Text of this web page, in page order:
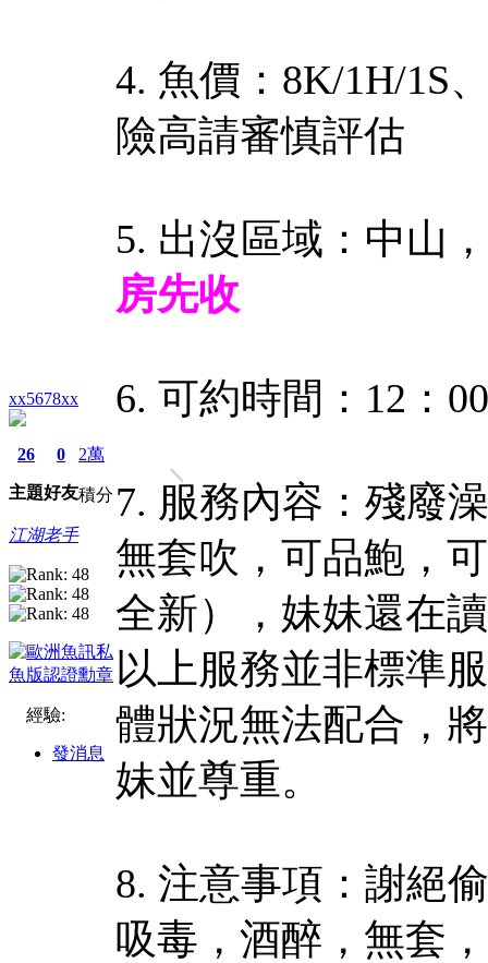
xx5678xx
26
主題
0
好友
2萬
積分
江湖老手
經驗:
發消息
4. 魚價：8K/1H/1S
險高請審慎評估
5. 出沒區域：中山，
房先收
6. 可約時間：12：
7. 服務內容：殘廢
無套吹，可品鮑，
全新），妹妹還在
以上服務並非標準
體狀況無法配合，
妹並尊重。
8. 注意事項：謝絕
吸毒，酒醉，無套